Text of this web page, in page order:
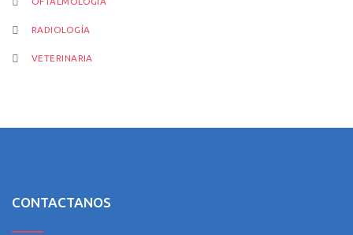
RADIOLOGÍA
VETERINARIA
CONTACTANOS